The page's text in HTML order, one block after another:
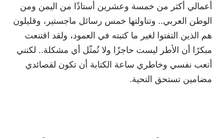
أعمالي أكثر من خمسة وعشرين أستاذًا من اليمن ومن
الوطن العربي.. وتناولتها خمس رسائل ماجستير، وقليلون
هم الذين التفتوا لغير ما كتبته في العمود، ولقد اقتنعت
مبكرًا أن الأطر ليست حاجزًا ولا تُمثّل أي مشكلة.. لكنني
أتعب نفسي وخاطري ساعة الكتابة أن تكون لقصائدي
مضامين تستحق التحية.